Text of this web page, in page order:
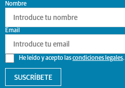
Nombre
He leído y acepto lascondiciones legales.
Email
SUSCRÍBETE